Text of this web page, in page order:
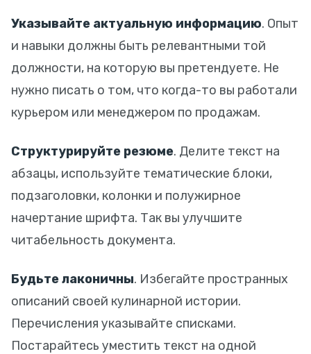
Указывайте актуальную информацию. Опыт
и навыки должны быть релевантными той
должности, на которую вы претендуете. Не
нужно писать о том, что когда-то вы работали
курьером или менеджером по продажам.
Структурируйте резюме. Делите текст на
абзацы, используйте тематические блоки,
подзаголовки, колонки и полужирное
начертание шрифта. Так вы улучшите
читабельность документа.
Будьте лаконичны. Избегайте пространных
описаний своей кулинарной истории.
Перечисления указывайте списками.
Постарайтесь уместить текст на одной